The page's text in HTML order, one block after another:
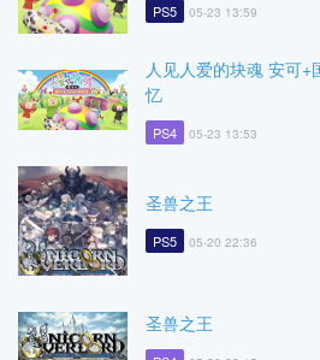
PS5 05-23 13:59
人见人爱的块魂 安可+
忆
PS4 05-23 13:53
圣兽之王
PS5 05-20 22:36
圣兽之王